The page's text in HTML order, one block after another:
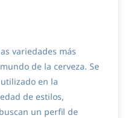
variedades más
de la cerveza. Se
en la
de estilos,
un perfil de